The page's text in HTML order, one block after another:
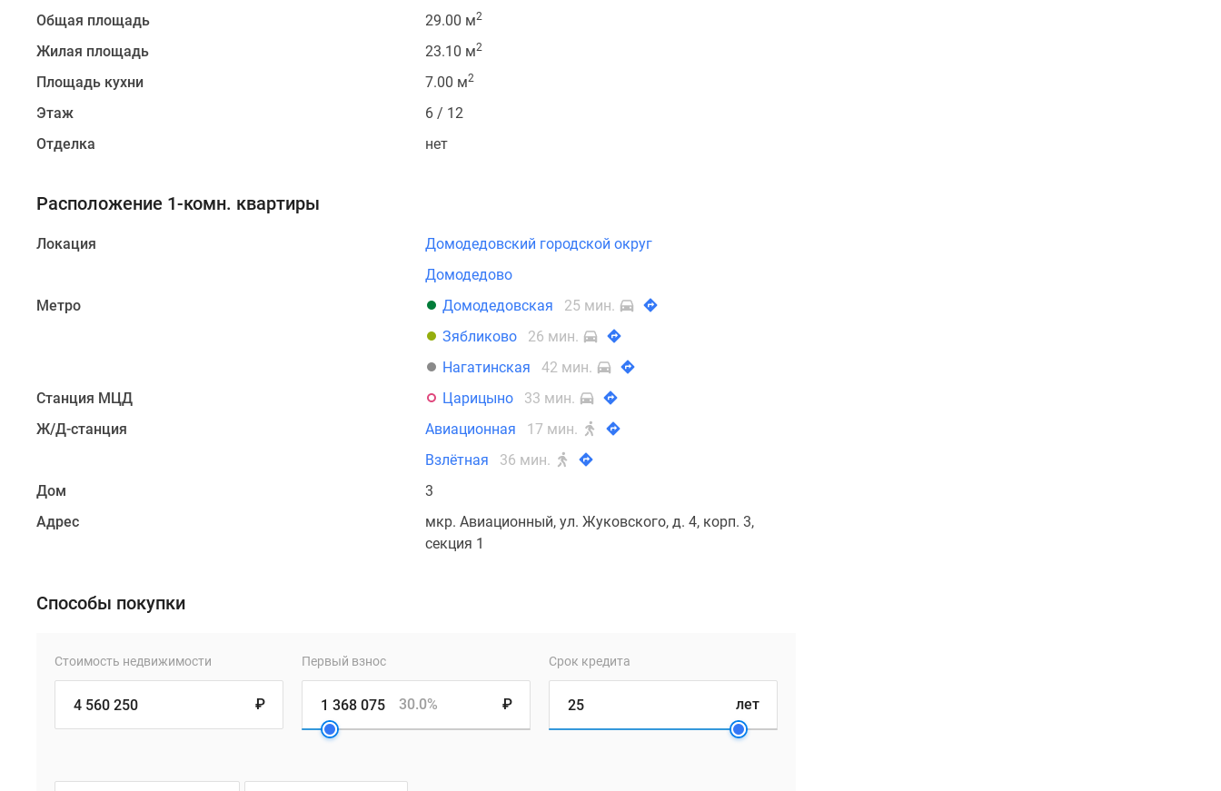
Общая площадь
29.00 м2
Жилая площадь 23.10 м2
Площадь кухни 7.00 м2
Этаж
6 / 12
Отделка
нет
Расположение 1-комн. квартиры
Локация
Домодедовский городской округ
Домодедово
Метро
Домодедовская
25 мин.
Зябликово
26 мин.
Нагатинская
42 мин.
Станция МЦД
Царицыно
33 мин.
Ж/Д-станция
Авиационная
17 мин.
Взлётная
36 мин.
Дом
3
Адрес
мкр. Авиационный, ул. Жуковского, д. 4, корп. 3,
секция 1
Способы покупки
Стоимость недвижимости
₽
Первый взнос
₽
30.0%
Срок кредита
лет